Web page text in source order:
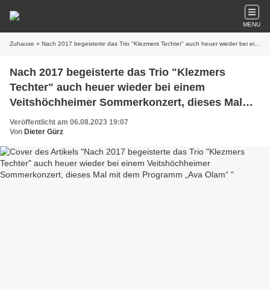
MENU
Zuhause » Nach 2017 begeisterte das Trio "Klezmers Techter" auch heuer wieder bei einem Veitshöchheimer Sommerkonzert, dieses Mal mit dem Programm „Ava Olam“
Nach 2017 begeisterte das Trio "Klezmers
Techter" auch heuer wieder bei einem
Veitshöchheimer Sommerkonzert, dieses Mal
mit dem Programm „Ava Olam“
Veröffentlicht am 06.08.2023 19:07
Von Dieter Gürz